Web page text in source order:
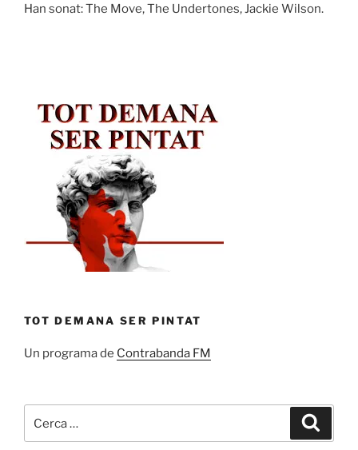
Han sonat: The Move, The Undertones, Jackie Wilson.
TOT DEMANA SER PINTAT
Un programa de Contrabanda FM